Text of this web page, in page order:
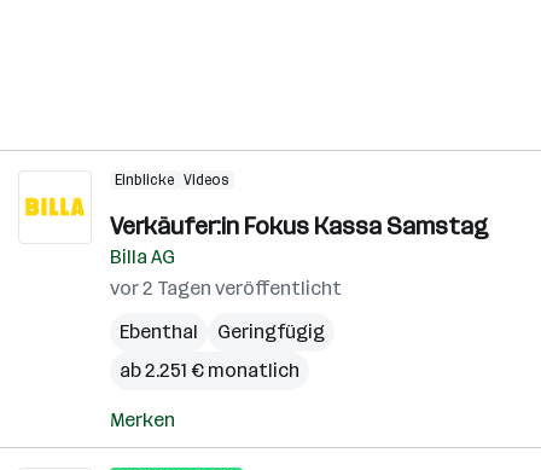
Einblicke Videos
Verkäufer:in Fokus Kassa Samstag
Billa AG
vor 2 Tagen veröffentlicht
Ebenthal
Geringfügig
ab 2.251 € monatlich
Merken